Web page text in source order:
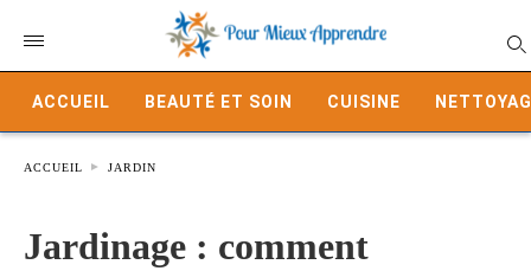
ACCUEIL BEAUTÉ ET SOIN CUISINE
ACCUEIL JARDIN
Jardinage : comment